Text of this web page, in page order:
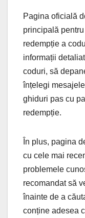
Pagina oficială
principală
redempție a
informații
coduri, să
înțelegi
ghiduri pas cu
redempție.
În plus, pagina
cu cele mai
problemele
recomandat să
înainte de a
conține adesea